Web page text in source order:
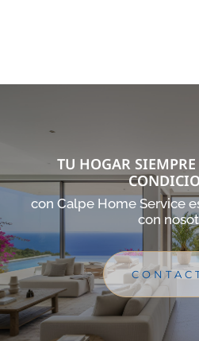
TU HOGAR SIEMPRE
con Calpe Home Service
con